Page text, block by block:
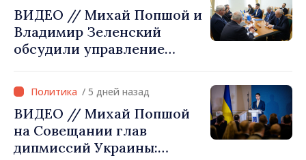
ВИДЕО // Михай Попшой и
Владимир Зеленский
обсудили управление
ситуацией в бассейне реки
Днестр и совместные
проекты в сфере
инфраструктуры и
энергетики
/ 5 дней назад
ВИДЕО // Михай Попшой
на Совещании глав
дипмиссий Украины: